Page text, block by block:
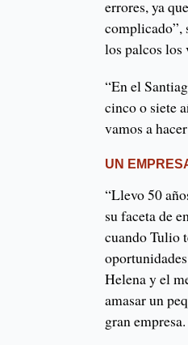
errores, ya
complicado”,
los palcos los
“En el
cinco o siete
vamos a
UN
“Llevo 50
su faceta de
cuando Tulio
Helena y el
amasar un
gran empresa.